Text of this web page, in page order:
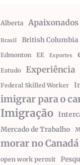
Alberta
Brasil British Columbia
Edmonton
EE Esportes
Estudo Experiência
Federal Skilled Worker
imigrar para o
Imigração
Mercado de Trabalho
morar no Canadá
open work permit